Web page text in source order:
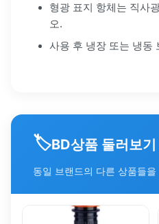
형광 표지 항체는 직사
오.
사용 후 냉장 또는 냉동
🏷️BD상품 둘러보기
동일 브랜드의 다른 상품들을